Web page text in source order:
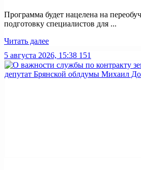
Программа будет нацелена на
подготовку специалистов для ...
Читать далее
5 августа 2026, 15:38 151